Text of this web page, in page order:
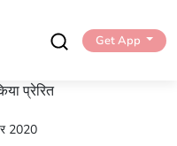
Get App
2020